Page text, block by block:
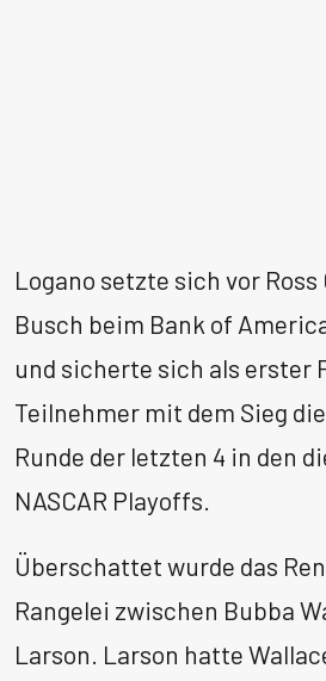
Logano setzte sich vor
Busch beim Bank of
und sicherte sich als erster
Teilnehmer mit dem Sieg
Runde der letzten 4 in den
NASCAR Playoffs.
Überschattet wurde das
Rangelei zwischen Bubba
Larson. Larson hatte